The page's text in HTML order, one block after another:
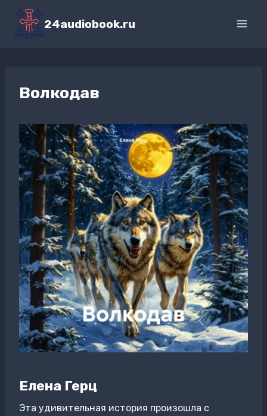
Перейти
содержимому
24audiobook.ru
Волкодав
Елена Герц
Эта удивительная история произошла с